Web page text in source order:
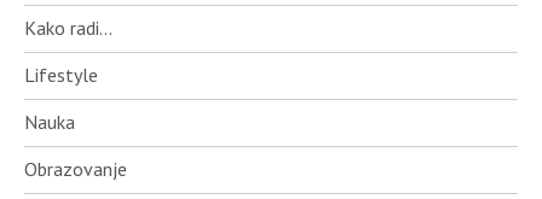
Kako radi…
Lifestyle
Nauka
Obrazovanje